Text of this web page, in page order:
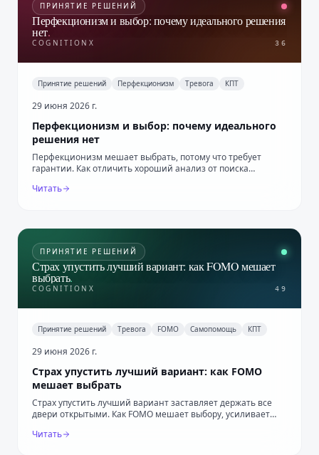
ПРИНЯТИЕ РЕШЕНИЙ
Перфекционизм и выбор: почему идеального решения
нет.
COGNITIONX 36
Принятие решений Перфекционизм Тревога КПТ
29 июня 2026 г.
Перфекционизм и выбор: почему идеального
решения нет
Перфекционизм мешает выбрать, потому что требует
гарантии. Как отличить хороший анализ от поиска
Читать
ПРИНЯТИЕ РЕШЕНИЙ
Страх упустить лучший вариант: как FOMO мешает
выбрать.
COGNITIONX 49
Принятие решений Тревога FOMO Самопомощь КПТ
29 июня 2026 г.
Страх упустить лучший вариант: как FOMO
мешает выбрать
Страх упустить лучший вариант заставляет держать все
двери открытыми. Как FOMO мешает выбору, усиливает
Читать